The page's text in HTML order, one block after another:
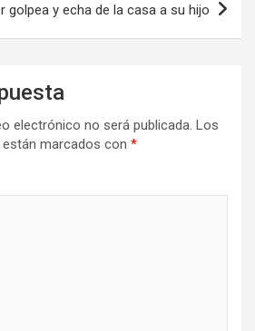
golpea y echa de la casa a su hijo
electrónico no será publicada. Los
marcados con *